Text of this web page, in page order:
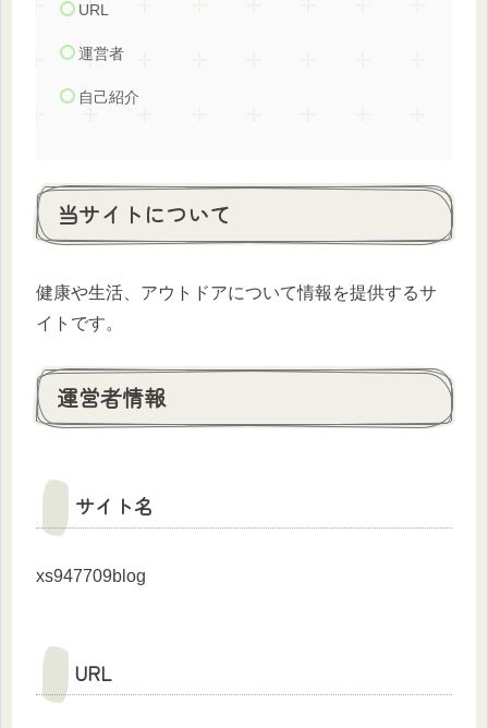
URL
運営者
自己紹介
当サイトについて
健康や生活、アウトドアについて情報を提供するサ
イトです。
運営者情報
サイト名
xs947709blog
URL